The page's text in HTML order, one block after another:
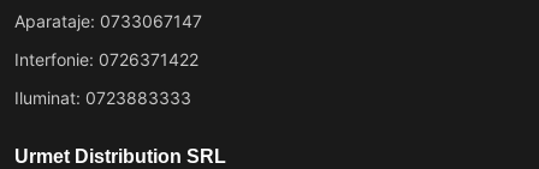
Aparataje: 0733067147
Interfonie: 0726371422
Iluminat: 0723883333
Urmet Distribution SRL